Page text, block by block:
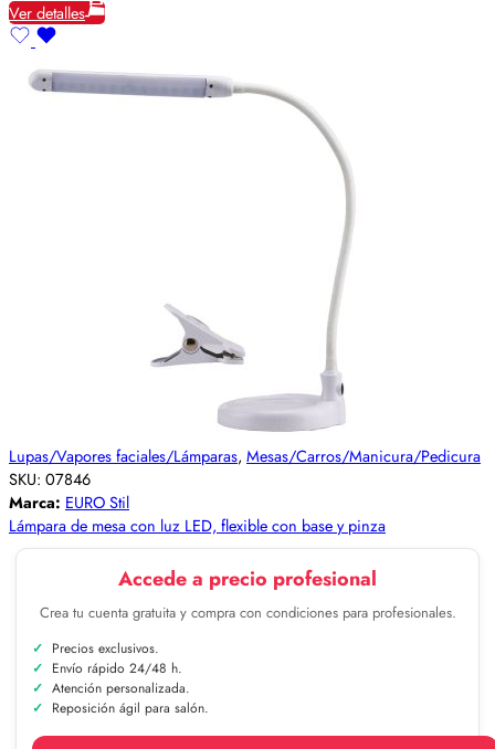
Ver detalles
Lupas/Vapores faciales/Lámparas, Mesas/Carros/Manicura/Pedicura
SKU: 07846
Marca: EURO Stil
Lámpara de mesa con luz LED, flexible con base y pinza
Accede a precio profesional
Crea tu cuenta gratuita y compra con condiciones para profesionales.
Precios exclusivos.
Envío rápido 24/48 h.
Atención personalizada.
Reposición ágil para salón.